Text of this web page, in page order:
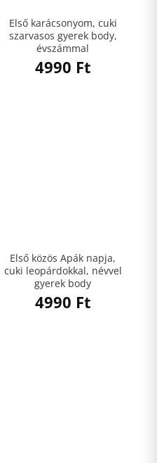
Első karácsonyom, cuki
szarvasos gyerek body,
évszámmal
4990 Ft
Első közös Apák napja,
cuki leopárdokkal, névvel
gyerek body
4990 Ft